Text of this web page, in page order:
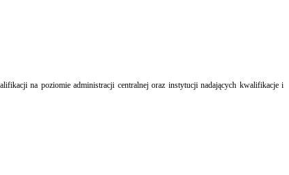
na poziomie administracji centralnej oraz instytucji nadających kwalifikacje i